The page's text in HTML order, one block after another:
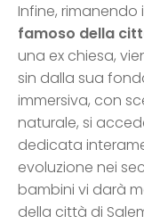
Infine, rimanendo
famoso della
una ex chiesa,
sin dalla sua
immersiva, con
naturale, si
dedicata
evoluzione nei
bambini vi darà
della città di